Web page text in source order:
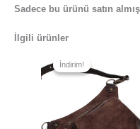
Sadece bu ürünü satın
İlgili ürünler
İndirim!
İndirim!